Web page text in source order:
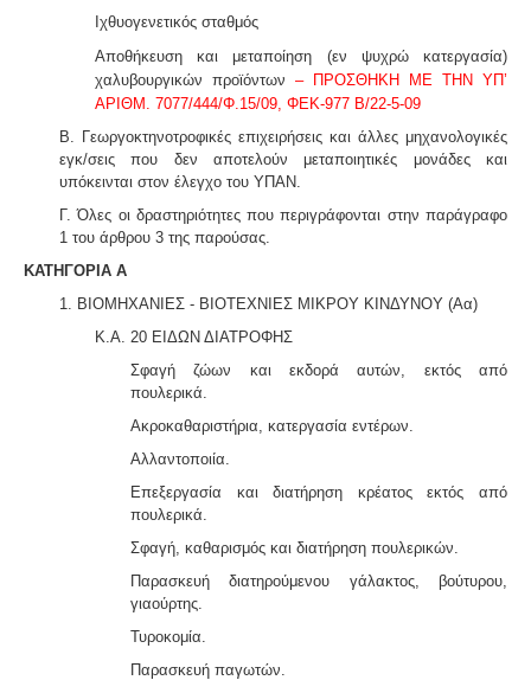
Μελέτη περιβαλλοντικών επιπτώσεων -
Τα
περισσότερα είδη επιχειρήσεων προκειμένου να
εγκατασταθούν ή συνεχίσουν να λειτουργούν
χρειάζονται περιβαλλοντική άδεια σε ισχύ. Η άδεια
εκδίδεται μετά από την έγκριση της σχετικής μελέτης
περιβαλλοντικών επιπτώσεων.
Ερωτηματολόγιο ΕΟΦ για καλλυντικά -
σχεδιασμός και η λειτουργία ενός εργαστηρίου ή
βιομηχανίας καλλυντικών υπάγεται στο πρότυπο GMP
Καλής Παρασκευαστικής Πρακτικής και ρυθμίζεται από
τον Ευρωπαϊκό Κανονισμό 1223/2009.
Ιχθυογενετικός σταθμός
Αποθήκευση και μεταποίηση (εν ψυχρώ κατεργασία)
χαλυβουργικών προϊόντων – ΠΡΟΣΘΗΚΗ ΜΕ ΤΗΝ ΥΠ’
ΑΡΙΘΜ. 7077/444/Φ.15/09, ΦΕΚ-977 Β/22-5-09
Β. Γεωργοκτηνοτροφικές επιχειρήσεις και άλλες μηχανολογικές
εγκ/σεις που δεν αποτελούν μεταποιητικές μονάδες και
υπόκεινται στον έλεγχο του ΥΠΑΝ.
Γ. Όλες οι δραστηριότητες που περιγράφονται στην παράγραφο
1 του άρθρου 3 της παρούσας.
ΚΑΤΗΓΟΡΙΑ Α
1. ΒΙΟΜΗΧΑΝΙΕΣ - ΒΙΟΤΕΧΝΙΕΣ ΜΙΚΡΟΥ ΚΙΝΔΥΝΟΥ (Αα)
Κ.Α. 20 ΕΙΔΩΝ ΔΙΑΤΡΟΦΗΣ
Σφαγή ζώων και εκδορά αυτών, εκτός από
πουλερικά.
Ακροκαθαριστήρια, κατεργασία εντέρων.
Αλλαντοποιία.
Επεξεργασία και διατήρηση κρέατος εκτός από
πουλερικά.
Σφαγή, καθαρισμός και διατήρηση πουλερικών.
Παρασκευή διατηρούμενου γάλακτος, βούτυρου,
γιαούρτης.
Τυροκομία.
Παρασκευή παγωτών.